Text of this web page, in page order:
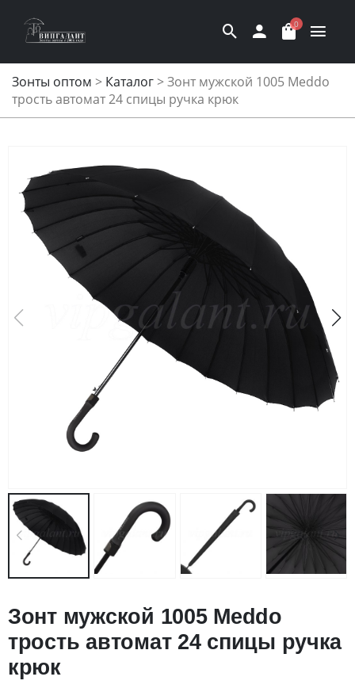
0
Зонты оптом > Каталог>Зонт мужской 1005 Meddo
трость автомат 24 спицы ручка крюк
Зонт мужской 1005 Meddo
трость автомат 24 спицы ручка
крюк